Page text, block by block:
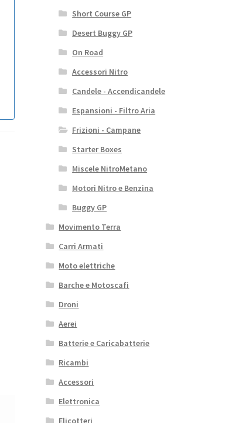
Short Course GP
Desert Buggy GP
On Road
Accessori Nitro
Candele - Accendicandele
Espansioni - Filtro Aria
Frizioni - Campane
Starter Boxes
Miscele NitroMetano
Motori Nitro e Benzina
Buggy GP
Movimento Terra
Carri Armati
Moto elettriche
Barche e Motoscafi
Droni
Aerei
Batterie e Caricabatterie
Ricambi
Accessori
Elettronica
Elicotteri